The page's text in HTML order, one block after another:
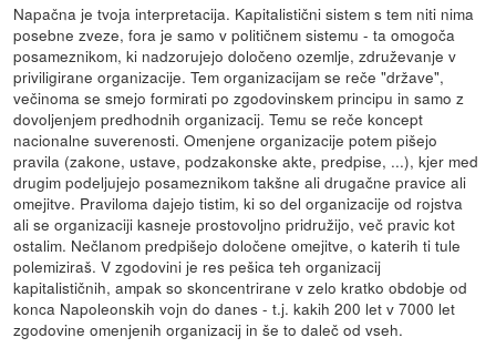
Napačna je tvoja interpretacija. Kapitalistični sistem s tem niti nima
posebne zveze, fora je samo v političnem sistemu - ta omogoča
posameznikom, ki nadzorujejo določeno ozemlje, združevanje v
priviligirane organizacije. Tem organizacijam se reče "države",
večinoma se smejo formirati po zgodovinskem principu in samo z
dovoljenjem predhodnih organizacij. Temu se reče koncept
nacionalne suverenosti. Omenjene organizacije potem pišejo
pravila (zakone, ustave, podzakonske akte, predpise, ...), kjer med
drugim podeljujejo posameznikom takšne ali drugačne pravice ali
omejitve. Praviloma dajejo tistim, ki so del organizacije od rojstva
ali se organizaciji kasneje prostovoljno pridružijo, več pravic kot
ostalim. Nečlanom predpišejo določene omejitve, o katerih ti tule
polemiziraš. V zgodovini je res pešica teh organizacij
kapitalističnih, ampak so skoncentrirane v zelo kratko obdobje od
konca Napoleonskih vojn do danes - t.j. kakih 200 let v 7000 let
zgodovine omenjenih organizacij in še to daleč od vseh.